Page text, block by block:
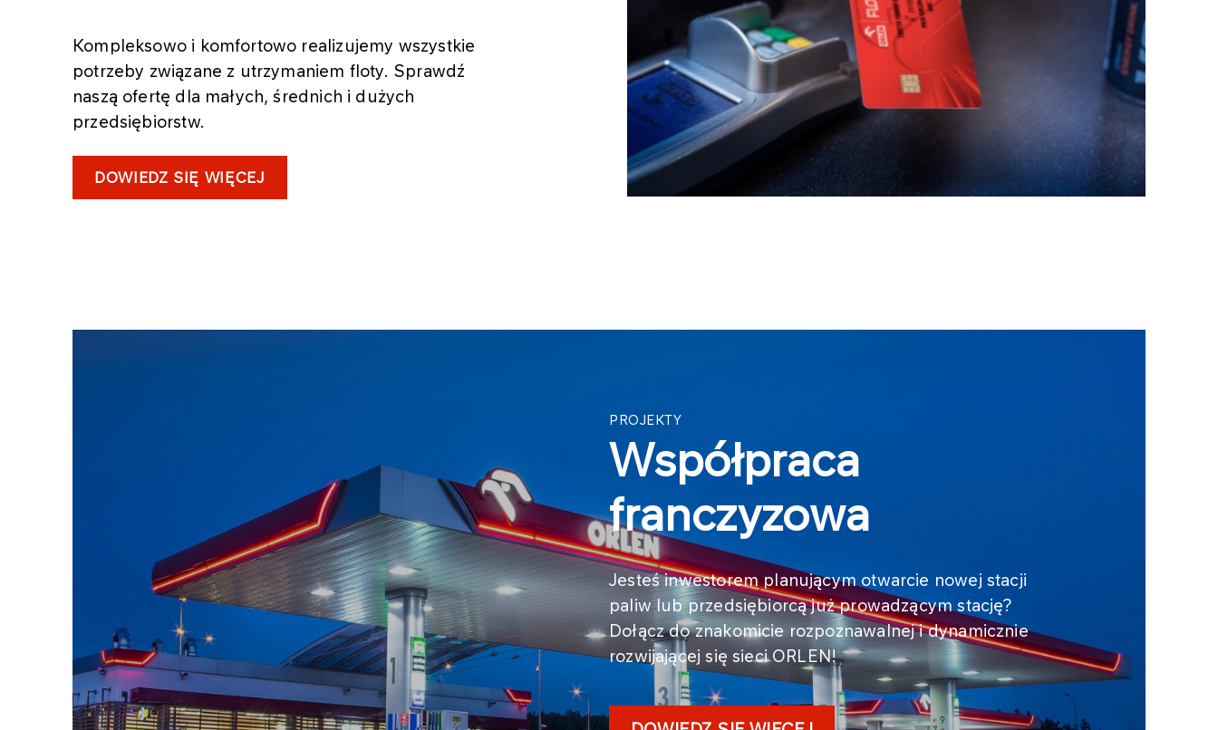
Kompleksowo i komfortowo realizujemy wszystkie
potrzeby związane z utrzymaniem floty. Sprawdź
naszą ofertę dla małych, średnich i dużych
przedsiębiorstw.
DOWIEDZ SIĘ WIĘCEJ
PROJEKTY
Współpraca
franczyzowa
Jesteś inwestorem planującym otwarcie nowej stacji
paliw lub przedsiębiorcą już prowadzącym stację?
Dołącz do znakomicie rozpoznawalnej i dynamicznie
rozwijającej się sieci ORLEN!